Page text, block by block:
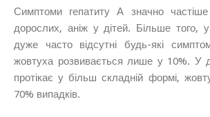
Симптоми гепатиту А значно
дорослих, аніж у дітей. Більше того,
дуже часто відсутні будь-які
жовтуха розвивається лише у 10%. У
протікає у більш складній формі,
70% випадків.